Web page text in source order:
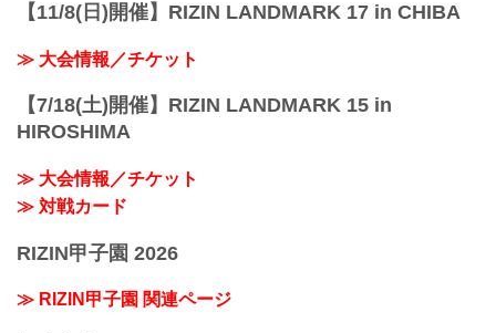
【11/8(日)開催】RIZIN LANDMARK 17 in CHIBA
≫ 大会情報／チケット
【7/18(土)開催】RIZIN LANDMARK 15 in
HIROSHIMA
≫ 大会情報／チケット
≫ 対戦カード
RIZIN甲子園 2026
≫ RIZIN甲子園 関連ページ